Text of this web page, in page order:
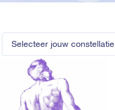
Selecteer jouw constellatie